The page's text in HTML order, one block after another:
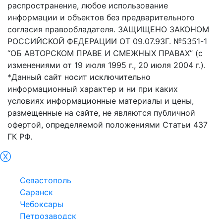
распространение, любое использование
информации и объектов без предварительного
согласия правообладателя. ЗАЩИЩЕНО ЗАКОНОМ
РОССИЙСКОЙ ФЕДЕРАЦИИ ОТ 09.07.93Г. №5351-1
“ОБ АВТОРСКОМ ПРАВЕ И СМЕЖНЫХ ПРАВАХ” (с
изменениями от 19 июля 1995 г., 20 июля 2004 г.).
*Данный сайт носит исключительно
информационный характер и ни при каких
условиях информационные материалы и цены,
размещенные на сайте, не являются публичной
офертой, определяемой положениями Статьи 437
ГК РФ.
Ⓧ
Севастополь
Саранск
Чебоксары
Петрозаводск